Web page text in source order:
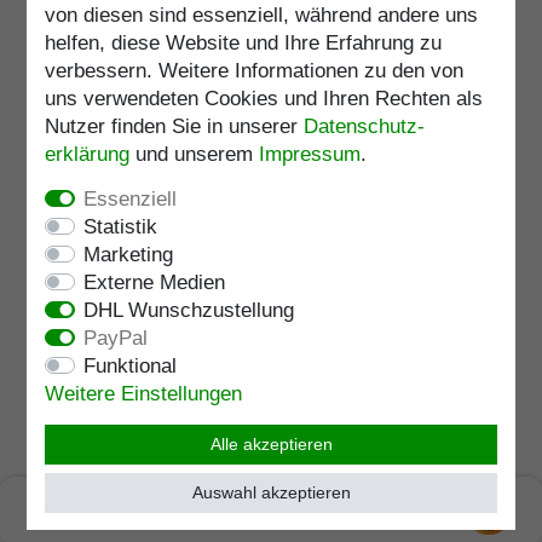
Rundhakengriff aus echtem
925/1000 Sterling Silber mit
präziser Nachbildung eines
Greifkopfes, aufgesetzt auf
einen Stock aus edlem
Makassar Ebenholz, inklusiv
Schlankpuffer.
1.568,00 € *
inkl. ges. MwSt.zzgl.Versandkosten
Artikelnummer
Rundhakengriff aus echtem
eingearbeiteten Blätterformen
am vorderen und hinteren Teil,
aufgesetzt auf einen Stock aus
edlem Makassar Ebenholz,
inklusiv Schlank
867,00 € *
Artikel anzeigen
inkl. ges. MwSt.zzgl.
von diesen sind essenziell, während andere uns
helfen, diese Website und Ihre Erfahrung zu
verbessern. Weitere Informationen zu den von
uns verwendeten Cookies und Ihren Rechten als
Nutzer finden Sie in unserer Daten­schutz­
erklärung und unserem Impressum.
Essenziell
Statistik
Marketing
Externe Medien
DHL Wunschzustellung
PayPal
Funktional
Weitere Einstellungen
Alle akzeptieren
Auswahl akzeptieren
SEHR GUT